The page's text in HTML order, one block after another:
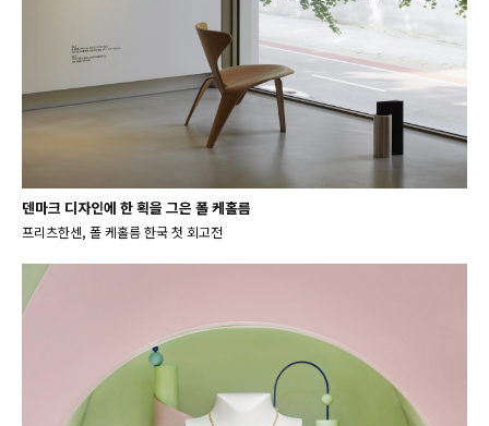
덴마크 디자인에 한 획을 그은 폴 케홀름
프리츠한센, 폴 케홀름 한국 첫 회고전